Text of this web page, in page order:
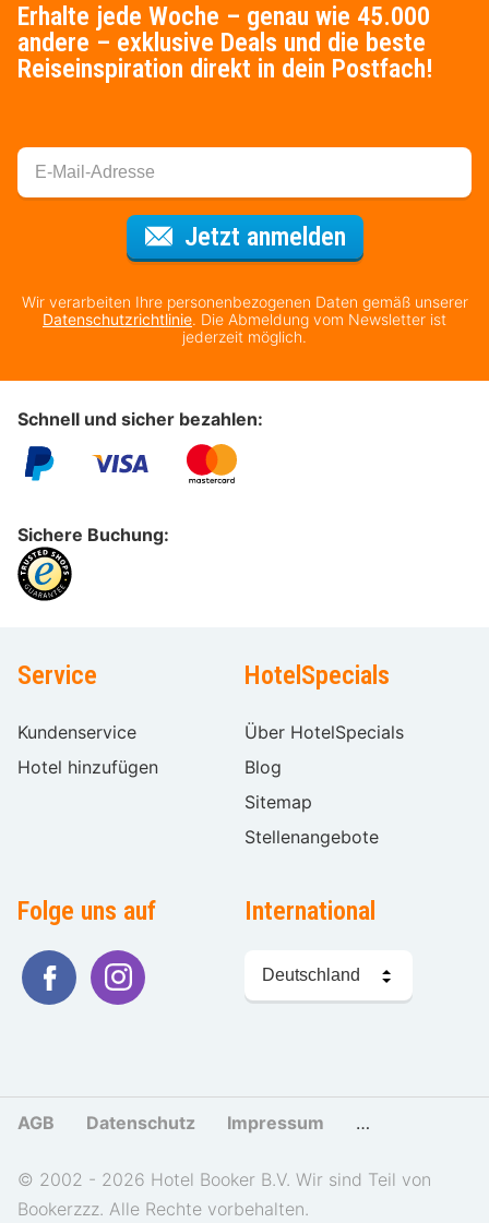
Erhalte jede Woche – genau wie 45.000
andere – exklusive Deals und die beste
Reiseinspiration direkt in dein Postfach!
Jetzt anmeldenFür den
Wir verarbeiten Ihre personenbezogenen Daten gemäß unserer
Datenschutzrichtlinie. Die Abmeldung vom Newsletter ist
jederzeit möglich.
Schnell und sicher bezahlen:
Sichere Buchung:
Service
Kundenservice
Hotel hinzufügen
HotelSpecials
Über HotelSpecials
Blog
Sitemap
Stellenangebote
Folge uns auf International
wählen
AGB Datenschutz Impressum Cookies und
© 2002 - 2026 Hotel Booker B.V. Wir sind Teil von
Bookerzzz. Alle Rechte vorbehalten.